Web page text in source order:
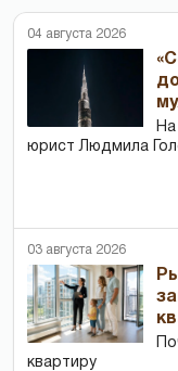
04 августа 2026
юрист Людмила
03 августа 2026
квартиру